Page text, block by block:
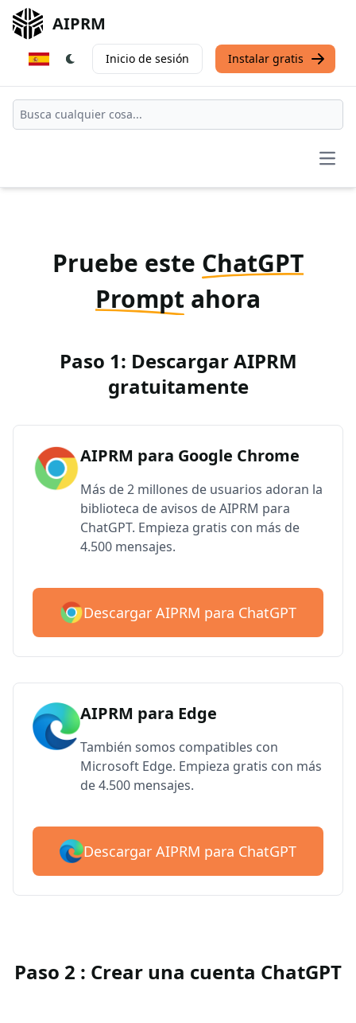
AIPRM
Inicio de sesión Instalar gratis
Pruebe este ChatGPT
Prompt ahora
Paso 1: Descargar AIPRM
gratuitamente
AIPRM para Google Chrome
Más de 2 millones de usuarios adoran la
biblioteca de avisos de AIPRM para
ChatGPT. Empieza gratis con más de
4.500 mensajes.
Descargar AIPRM para ChatGPT
AIPRM para Edge
También somos compatibles con
Microsoft Edge. Empieza gratis con más
de 4.500 mensajes.
Descargar AIPRM para ChatGPT
Paso 2 : Crear una cuenta ChatGPT